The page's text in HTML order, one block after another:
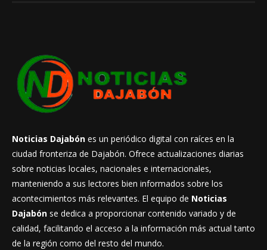
Noticias Dajabón es un periódico digital con raíces en la
ciudad fronteriza de Dajabón. Ofrece actualizaciones diarias
sobre noticias locales, nacionales e internacionales,
manteniendo a sus lectores bien informados sobre los
acontecimientos más relevantes. El equipo de Noticias
Dajabón se dedica a proporcionar contenido variado y de
calidad, facilitando el acceso a la información más actual tanto
de la región como del resto del mundo.